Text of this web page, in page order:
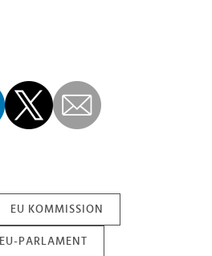
EU KOMMISSION
EU-PARLAMENT